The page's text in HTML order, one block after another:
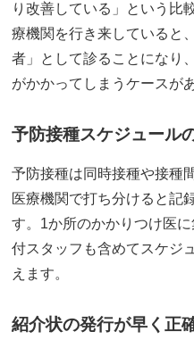
り改善している」という比
療機関を行き来していると
者」として診ることになり
がかかってしまうケースが
予防接種スケジュール
予防接種は同時接種や接種
医療機関で打ち分けると記
す。1か所のかかりつけ医
付スタッフも含めてスケジ
えます。
紹介状の発行が早く正